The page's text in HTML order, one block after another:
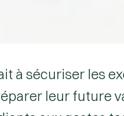
à sécuriser les
leur future